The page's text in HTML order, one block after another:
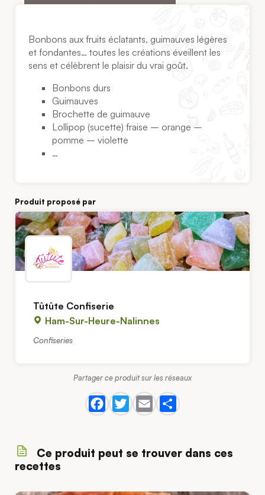
Bonbons aux fruits éclatants, guimauves légères
et fondantes… toutes les créations éveillent les
sens et célèbrent le plaisir du vrai goût.
Bonbons durs
Guimauves
Brochette de guimauve
Lollipop (sucette) fraise – orange –
pomme – violette
…
Produit proposé par
Tûtûte Confiserie
Ham-Sur-Heure-Nalinnes
Confiseries
Partager ce produit sur les réseaux
Ce produit peut se trouver dans ces
recettes